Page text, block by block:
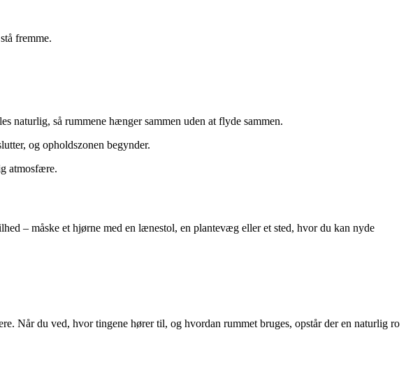
fremme.
naturlig, så rummene hænger sammen uden at flyde sammen.
og opholdszonen begynder.
atmosfære.
– måske et hjørne med en lænestol, en plantevæg eller et sted, hvor du kan nyde
Når du ved, hvor tingene hører til, og hvordan rummet bruges, opstår der en naturlig ro